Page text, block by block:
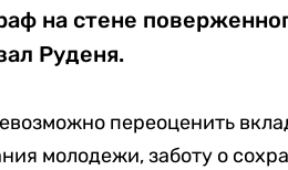
на стене
Руденя.
переоценить
молодежи, заботу о